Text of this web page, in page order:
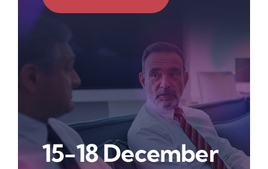
15-18 December